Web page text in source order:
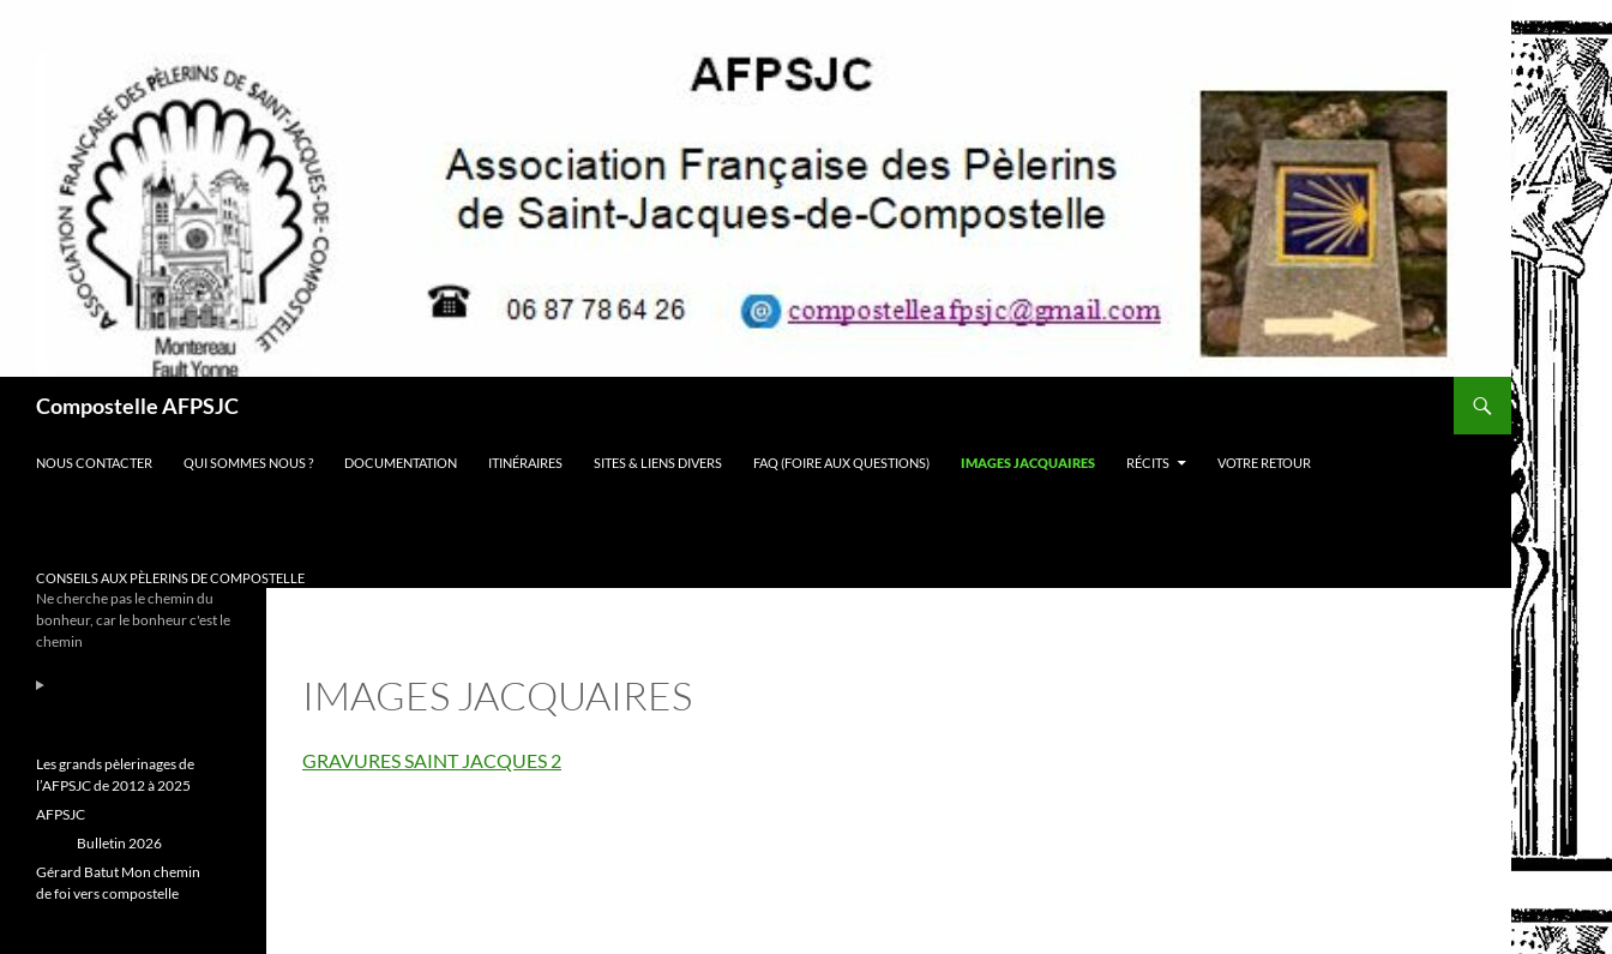
Compostelle AFPSJC
NOUS CONTACTER QUI SOMMES NOUS ? DOCUMENTATION ITINÉRAIRES SITES & LIENS DIVERS FAQ (FOIRE AUX QUESTIONS) IMAGES JACQUAIRES RÉCITS VOTRE RETOUR
CONSEILS AUX PÈLERINS DE COMPOSTELLE
IMAGES JACQUAIRES
GRAVURES SAINT JACQUES 2
Ne cherche pas le chemin du
bonheur, car le bonheur c'est le
chemin
Les grands pèlerinages de
l’AFPSJC de 2012 à 2025
AFPSJC
Bulletin 2026
Gérard Batut Mon chemin
de foi vers compostelle